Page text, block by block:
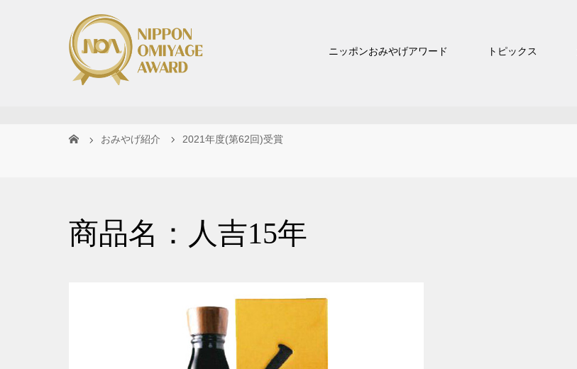
ニッポンおみやげアワード トピックス
おみやげ紹介 2021年度(第62回)受賞
商品名：人吉15年